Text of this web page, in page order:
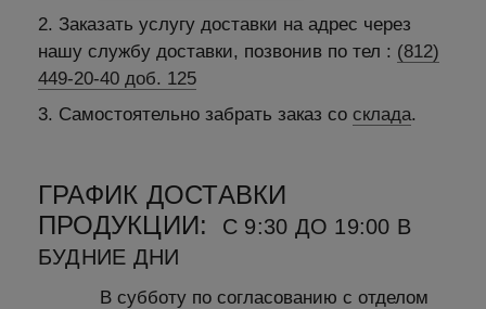
2. Заказать услугу доставки на адрес через
нашу службу доставки, позвонив по тел : (812)
449-20-40 доб. 125
3. Самостоятельно забрать заказ со склада.
ГРАФИК ДОСТАВКИ
ПРОДУКЦИИ:
С 9:30 ДО 19:00 В
БУДНИЕ ДНИ
В субботу по согласованию с отделом